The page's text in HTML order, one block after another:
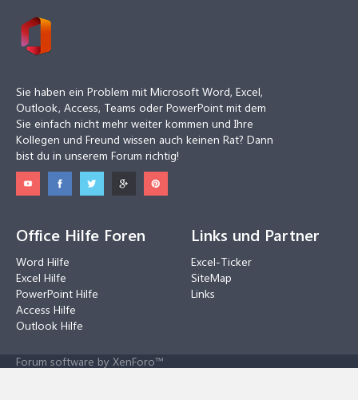
Sie haben ein Problem mit Microsoft Word, Excel,
Outlook, Access, Teams oder PowerPoint mit dem
Sie einfach nicht mehr weiter kommen und Ihre
Kollegen und Freund wissen auch keinen Rat? Dann
bist du in unserem Forum richtig!
Office Hilfe Foren
Word Hilfe
Excel Hilfe
PowerPoint Hilfe
Access Hilfe
Outlook Hilfe
Links und Partner
Excel-Ticker
SiteMap
Links
Forum software by XenForo™